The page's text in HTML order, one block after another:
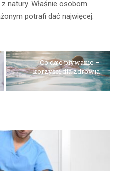
natury. Właśnie osobom
potrafi dać najwięcej.
Co daje pływanie –
korzyści dla zdrowia